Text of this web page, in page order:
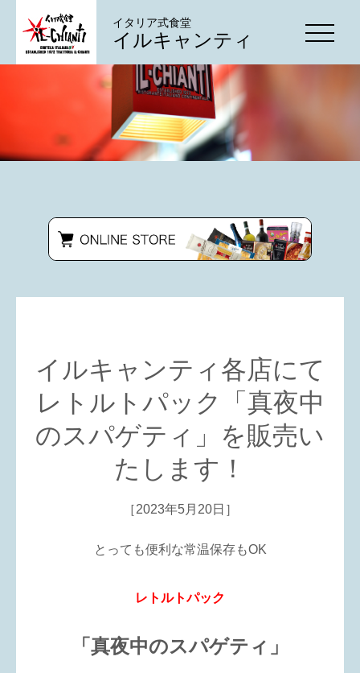
イタリア式食堂
イルキャンティ
イルキャンティ各店にて
レトルトパック「真夜中
のスパゲティ」を販売い
たします！
［2023年5月20日］
とっても便利な常温保存もOK
レトルトパック
「真夜中のスパゲティ」